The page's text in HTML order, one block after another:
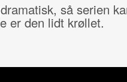
så serien
er den lidt krøllet.